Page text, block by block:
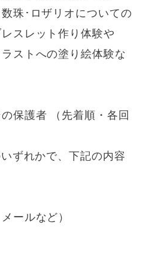
珠･ロザリオについての
スレット作り体験や
ストへの塗り絵体験な
保護者 （先着順・各回
ずれかで、下記の内容
ールなど）